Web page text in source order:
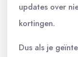
updates over
kortingen.
Dus als je